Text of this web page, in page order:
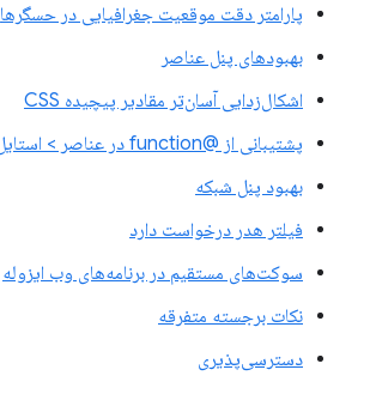
پارامتر دقت موقعیت جغرافیایی در حسگرها
بهبودهای پنل عناصر
اشکال‌زدایی آسان‌تر مقادیر پیچیده CSS
پشتیبانی از @function در عناصر > استایل‌ها
بهبود پنل شبکه
فیلتر هدر درخواست دارد
سوکت‌های مستقیم در برنامه‌های وب ایزوله
نکات برجسته متفرقه
دسترسی‌پذیری